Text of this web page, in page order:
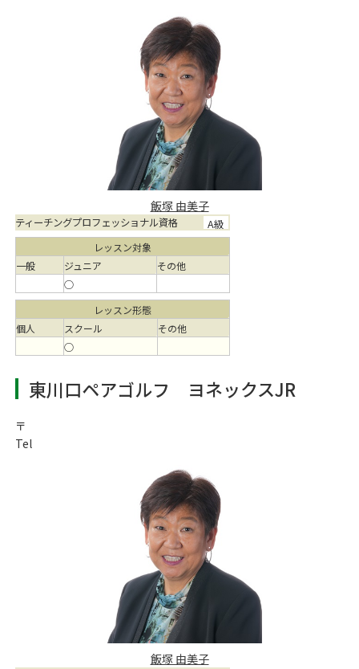
飯塚 由美子
ティーチングプロフェッショナル資格 A級
レッスン対象
一般
ジュニア
その他
○
レッスン形態
個人
スクール
その他
○
東川口ペアゴルフ ヨネックスJR
〒
Tel
飯塚 由美子